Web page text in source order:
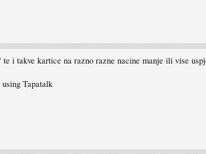
i takve kartice na razno razne nacine manje ili vise
Tapatalk